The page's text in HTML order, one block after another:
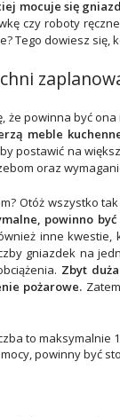
mocuje się
czy roboty
Tego dowiesz się,
powinna być
meble
postawić na
oraz
Otóż wszystko
powinno
inne
gniazdek na
Zbyt
pożarowe.
to maksymalnie
powinny być